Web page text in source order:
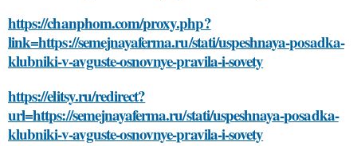
https://chanphom.com/proxy.php?
link=https://semejnayaferma.ru/stati/uspeshnaya-posadka-
klubniki-v-avguste-osnovnye-pravila-i-sovety
https://elitsy.ru/redirect?
url=https://semejnayaferma.ru/stati/uspeshnaya-posadka-
klubniki-v-avguste-osnovnye-pravila-i-sovety